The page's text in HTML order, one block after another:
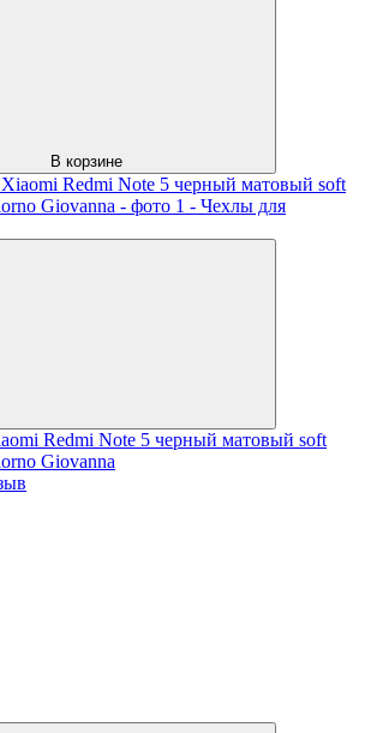
В корзине
Redmi Note 5 черный матовый soft
Giovanna